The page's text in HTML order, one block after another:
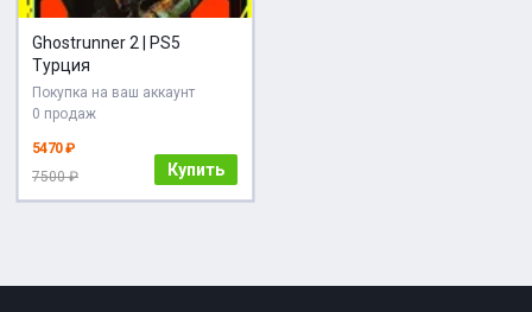
Ghostrunner 2 | PS5
Турция
Покупка на ваш аккаунт
0 продаж
5470 ₽
7500 ₽
Купить